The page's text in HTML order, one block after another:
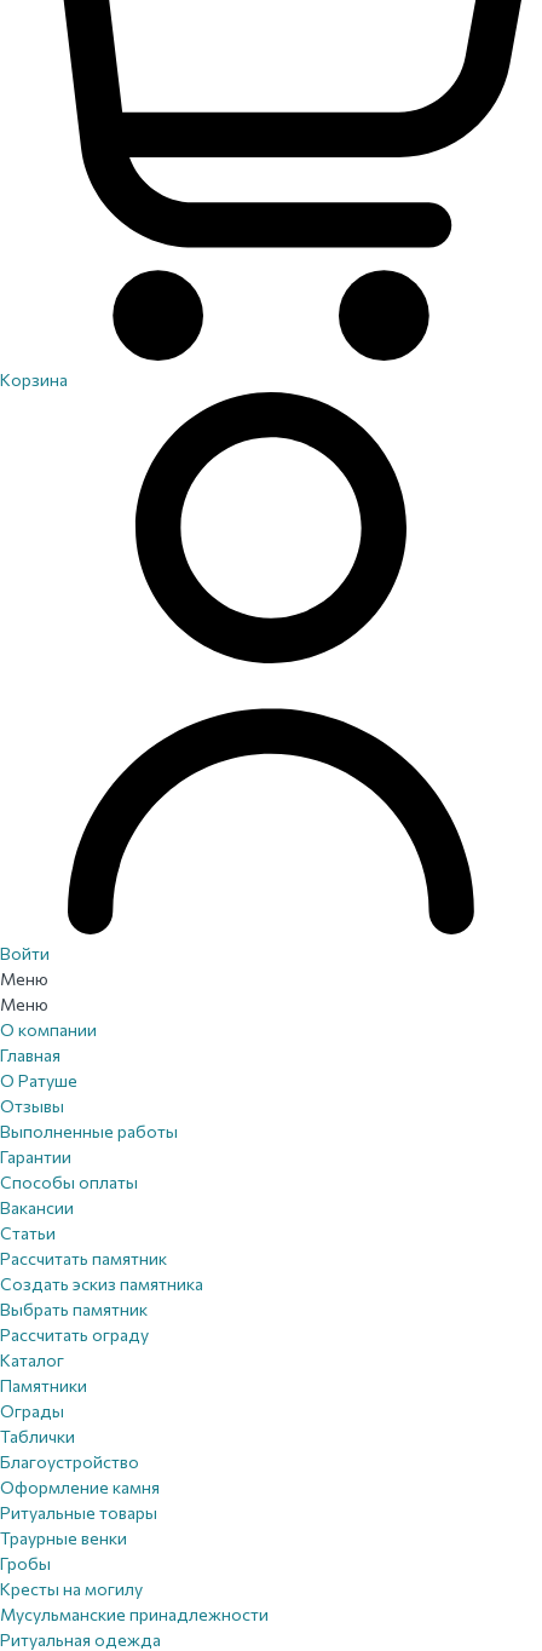
Корзина
Войти
Меню
Меню
О компании
Главная
О Ратуше
Отзывы
Выполненные работы
Гарантии
Способы оплаты
Вакансии
Статьи
Рассчитать памятник
Создать эскиз памятника
Выбрать памятник
Рассчитать ограду
Каталог
Памятники
Ограды
Таблички
Благоустройствo
Оформление камня
Ритуальные товары
Траурные венки
Гробы
Кресты на могилу
Мусульманские принадлежности
Ритуальная одежда